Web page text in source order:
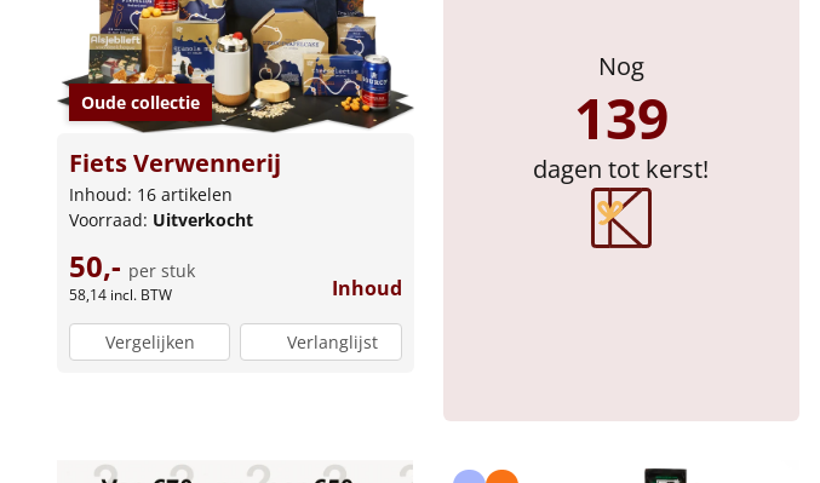
Oude collectie
Fiets Verwennerij
Inhoud: 16 artikelen
Voorraad: Uitverkocht
50,- per stuk
58,14 incl. BTW Inhoud
Vergelijken Verlanglijst
Nog
139
dagen tot kerst!